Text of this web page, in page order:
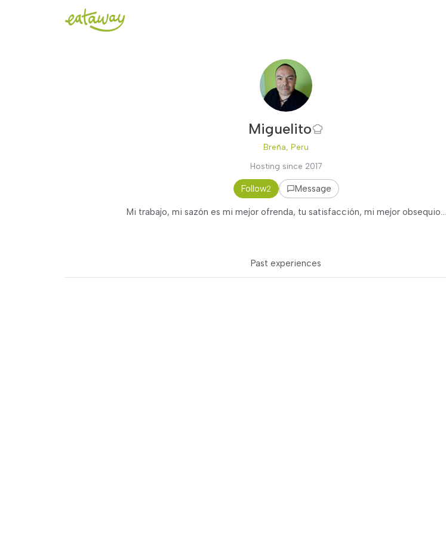
Miguelito
Breña, Peru
Hosting since 2017
Follow2 Message
Mi trabajo, mi sazón es mi mejor ofrenda, tu satisfacción, mi mejor obsequio...
Past experiences